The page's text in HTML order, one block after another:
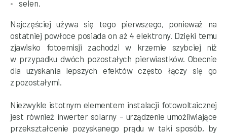
selen.
Najczęściej używa się tego pierwszego, ponieważ na
ostatniej powłoce posiada on aż 4 elektrony. Dzięki temu
zjawisko fotoemisji zachodzi w krzemie szybciej niż
w przypadku dwóch pozostałych pierwiastków. Obecnie
dla uzyskania lepszych efektów często łączy się go
z pozostałymi.
Niezwykle istotnym elementem instalacji fotowoltaicznej
jest również inwerter solarny – urządzenie umożliwiające
przekształcenie pozyskanego prądu w taki sposób, by